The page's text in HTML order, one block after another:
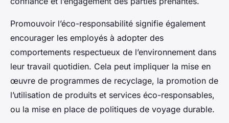
Promouvoir l’éco-responsabilité signifie également
encourager les employés à adopter des
comportements respectueux de l’environnement dans
leur travail quotidien. Cela peut impliquer la mise en
œuvre de programmes de recyclage, la promotion de
l’utilisation de produits et services éco-responsables,
ou la mise en place de politiques de voyage durable.